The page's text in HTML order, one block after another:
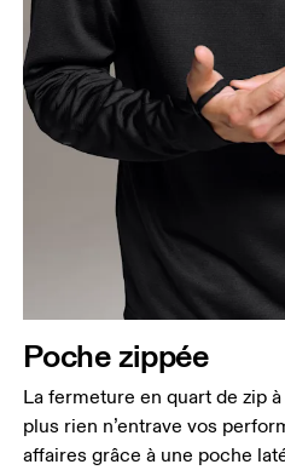
Poitrine
poitrine, en gardant le
là où la taille est la plus
Hanches
large.
Poche zippée
La fermeture en quart de zip à
plus rien n’entrave vos
affaires grâce à une poche